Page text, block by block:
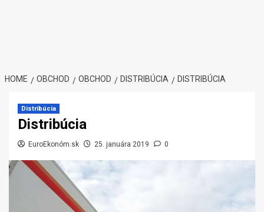
HOME OBCHOD OBCHOD DISTRIBÚCIA DISTRIBÚCIA
Distribúcia
Distribúcia
EuroEkonóm.sk 25. januára 2019 0